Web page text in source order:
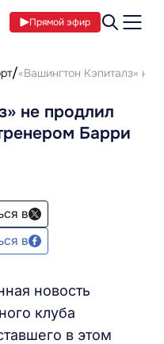
Прямой эфир
«Вашингтон Кэпиталз» не
не продлил
Барри
в
в
новость
клуба
в этом